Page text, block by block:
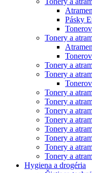
Pásky
Tonery a
Tonery a
Tonery a
Tonery a
Tonery a
Tonery a
Tonery a
Tonery a
Tonery a
Tonery a
Tonery a
Hygiena a drogéria